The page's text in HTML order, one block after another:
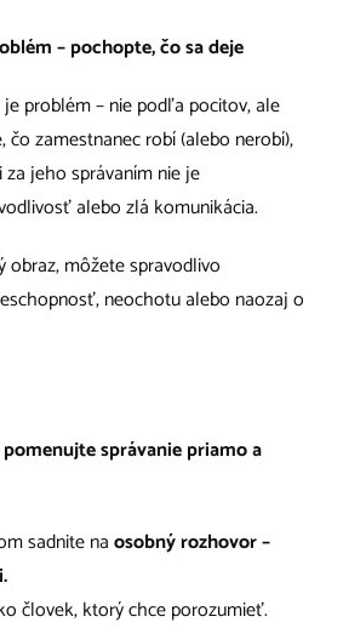
– pochopte, čo sa deje
problém – nie podľa pocitov, ale
zamestnanec robí (alebo nerobí),
jeho správaním nie je
alebo zlá komunikácia.
môžete spravodlivo
neochotu alebo naozaj o
správanie priamo a
sadnite naosobný rozhovor –
človek, ktorý chce porozumieť.